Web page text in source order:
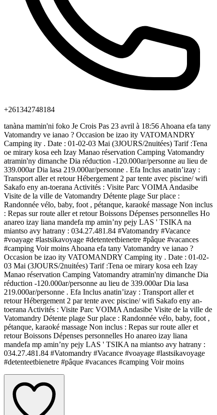
+261342748184
tanàna mamin'ni foko Je Crois Pas 23 avril à 18:56 Ahoana efa tany
Vatomandry ve ianao ? Occasion be izao ity VATOMANDRY
Camping ity . Date : 01-02-03 Mai (3JOURS/2nuitées) Tarif :Tena
oe mirary kosa eeh Izay Manao réservation Camping Vatomandry
atramin'ny dimanche Dia réduction -120.000ar/personne au lieu de
339.000ar Dia lasa 219.000ar/personne . Efa Inclus anatin’izay :
Transport aller et retour Hébergement 2 par tente avec piscine/ wifi
Sakafo eny an-toerana Activités : Visite Parc VOIMA Andasibe
Visite de la ville de Vatomandry Détente plage Sur place :
Randonnée vélo, baby, foot , pétanque, karaoké massage Non inclus
: Repas sur route aller et retour Boissons Dépenses personnelles Ho
anareo izay liana mandefa mp amin’ny pejy LAS ' TSIKA na
miantso avy hatrany : 034.27.481.84 #Vatomandry #Vacance
#voayage #lastsikavoyage #detenteetbienetre #pâque #vacances
#camping Voir moins Ahoana efa tany Vatomandry ve ianao ?
Occasion be izao ity VATOMANDRY Camping ity . Date : 01-02-
03 Mai (3JOURS/2nuitées) Tarif :Tena oe mirary kosa eeh Izay
Manao réservation Camping Vatomandry atramin'ny dimanche Dia
réduction -120.000ar/personne au lieu de 339.000ar Dia lasa
219.000ar/personne . Efa Inclus anatin’izay : Transport aller et
retour Hébergement 2 par tente avec piscine/ wifi Sakafo eny an-
toerana Activités : Visite Parc VOIMA Andasibe Visite de la ville de
Vatomandry Détente plage Sur place : Randonnée vélo, baby, foot ,
pétanque, karaoké massage Non inclus : Repas sur route aller et
retour Boissons Dépenses personnelles Ho anareo izay liana
mandefa mp amin’ny pejy LAS ' TSIKA na miantso avy hatrany :
034.27.481.84 #Vatomandry #Vacance #voayage #lastsikavoyage
#detenteetbienetre #pâque #vacances #camping Voir moins